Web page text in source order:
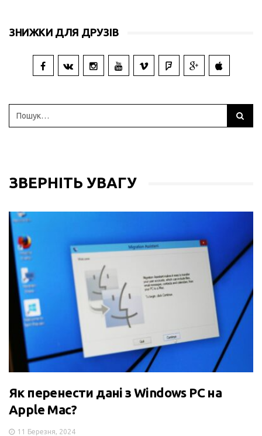
ЗНИЖКИ ДЛЯ ДРУЗІВ
ЗВЕРНІТЬ УВАГУ
Як перенести дані з Windows PC на
Apple Mac?
11 Березня, 2024